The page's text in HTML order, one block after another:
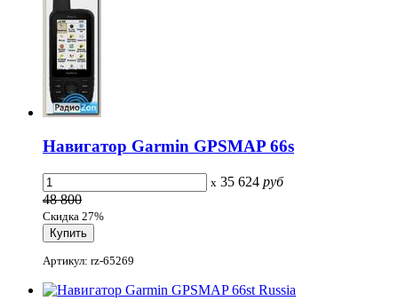
Навигатор Garmin GPSMAP 66s
x 35 624 руб
48 800
Скидка 27%
Артикул: rz-65269